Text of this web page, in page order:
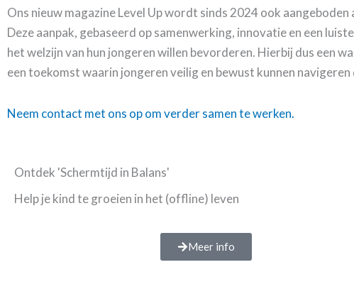
Ons nieuw magazine Level Up wordt sinds 2024 ook aangeboden
Deze aanpak, gebaseerd op samenwerking, innovatie en een
het welzijn van hun jongeren willen bevorderen. Hierbij dus een
een toekomst waarin jongeren veilig en bewust kunnen
Neem contact met ons op om verder samen te werken.
Ontdek 'Schermtijd in Balans'
Help je kind te groeien in het (offline) leven
Meer info